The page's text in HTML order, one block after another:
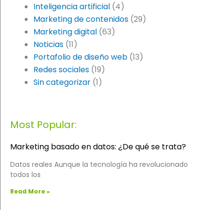
Inteligencia artificial (4)
Marketing de contenidos (29)
Marketing digital (63)
Noticias (11)
Portafolio de diseño web (13)
Redes sociales (19)
Sin categorizar (1)
Most Popular:
Marketing basado en datos: ¿De qué se trata?
Datos reales Aunque la tecnología ha revolucionado
todos los
Read More »